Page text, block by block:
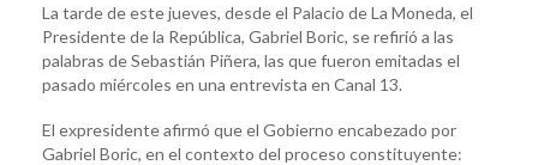
La tarde de este jueves, desde el Palacio de La Moneda, el
Presidente de la República, Gabriel Boric, se refirió a las
palabras de Sebastián Piñera, las que fueron emitadas el
pasado miércoles en una entrevista en Canal 13.
El expresidente afirmó que el Gobierno encabezado por
Gabriel Boric, en el contexto del proceso constituyente: